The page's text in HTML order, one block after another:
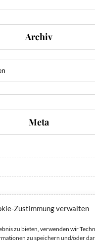
Zustimmung verwalten
zu bieten, verwenden wir
zu speichern und/oder
Archiv
Meta